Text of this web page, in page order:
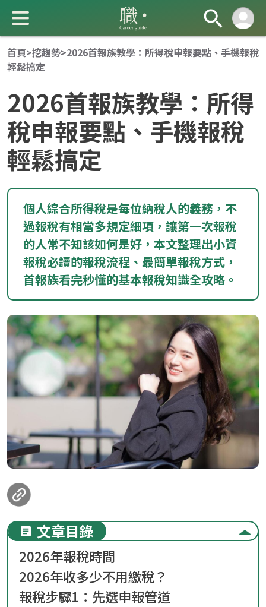
成 就 一 直 前 進 的 你
loanding...
首頁>挖趨勢>2026首報族教學：所得稅申報要點、手機報稅
輕鬆搞定
2026首報族教學：所得
稅申報要點、手機報稅
輕鬆搞定
個人綜合所得稅是每位納稅人的義務，不
過報稅有相當多規定細項，讓第一次報稅
的人常不知該如何是好，本文整理出小資
報稅必讀的報稅流程、最簡單報稅方式，
首報族看完秒懂的基本報稅知識全攻略。
文章目錄
2026年報稅時間
2026年收多少不用繳稅？
報稅步驟1：先選申報管道